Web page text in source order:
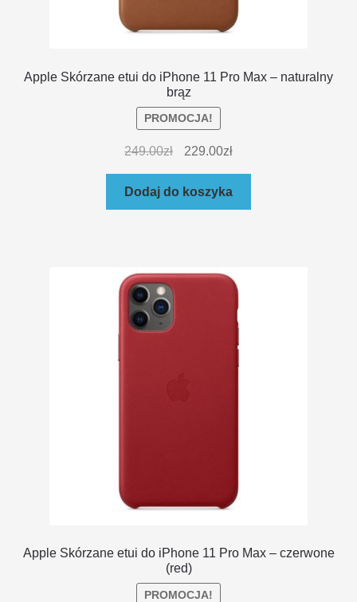
Apple Skórzane etui do iPhone 11 Pro Max – naturalny
brąz
PROMOCJA!
249.00zł 229.00zł
Dodaj do koszyka
Apple Skórzane etui do iPhone 11 Pro Max – czerwone
(red)
PROMOCJA!